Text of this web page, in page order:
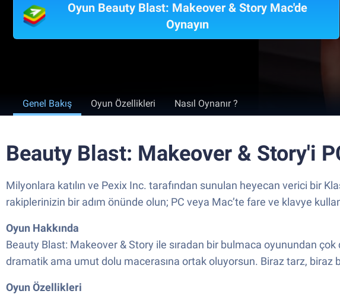
Oyun Beauty Blast: Makeover & Story Mac'de
Oynayın
Genel Bakış Oyun Özellikleri Nasıl Oynanır ?
Beauty Blast: Makeover & Story'i
Milyonlara katılın ve Pexix Inc. tarafından sunulan heyecan verici bir
rakiplerinizin bir adım önünde olun; PC veya Mac’te fare ve klavye
Oyun Hakkında
Beauty Blast: Makeover & Story ile sıradan bir bulmaca oyunundan çok
dramatik ama umut dolu macerasına ortak oluyorsun. Biraz tarz,
Oyun Özellikleri